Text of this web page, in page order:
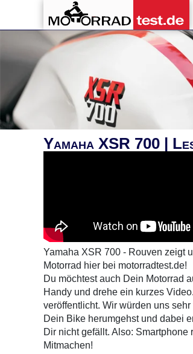
Yamaha XSR 700 |
Yamaha XSR 700 - Rouven zeigt
Motorrad hier bei motorradtest.de!
Du möchtest auch Dein Motorrad
Handy und drehe ein kurzes
veröffentlicht. Wir würden uns
Dein Bike herumgehst und dabei
Dir nicht gefällt. Also:
Mitmachen!